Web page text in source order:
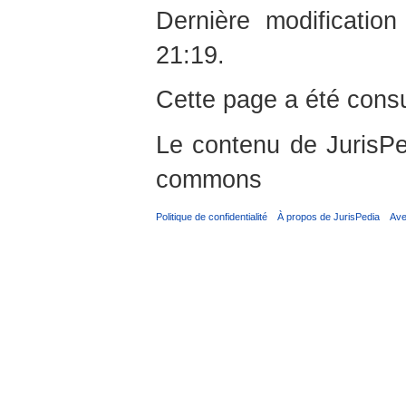
Dernière
21:19.
Cette page a été
Le contenu de
commons
Politique de confidentialité À propos de JurisPedia